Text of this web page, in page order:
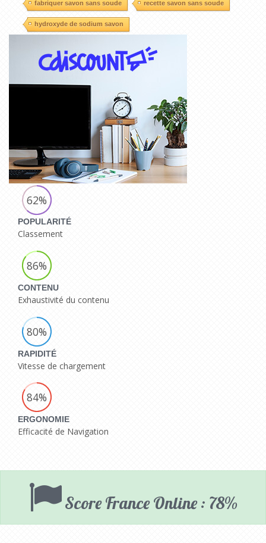
fabriquer savon sans soude recette savon sans soude
hydroxyde de sodium savon
62%
POPULARITÉ
Classement
86%
CONTENU
Exhaustivité du contenu
80%
RAPIDITÉ
Vitesse de chargement
84%
ERGONOMIE
Efficacité de Navigation
Score France Online : 78%